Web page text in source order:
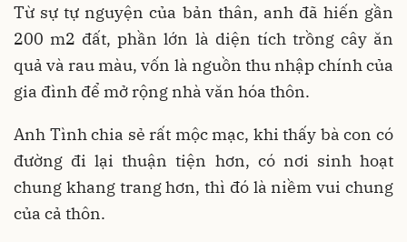
Từ sự tự nguyện của bản thân, anh đã hiến gần
200 m2 đất, phần lớn là diện tích trồng cây ăn
quả và rau màu, vốn là nguồn thu nhập chính của
gia đình để mở rộng nhà văn hóa thôn.
Anh Tình chia sẻ rất mộc mạc, khi thấy bà con có
đường đi lại thuận tiện hơn, có nơi sinh hoạt
chung khang trang hơn, thì đó là niềm vui chung
của cả thôn.